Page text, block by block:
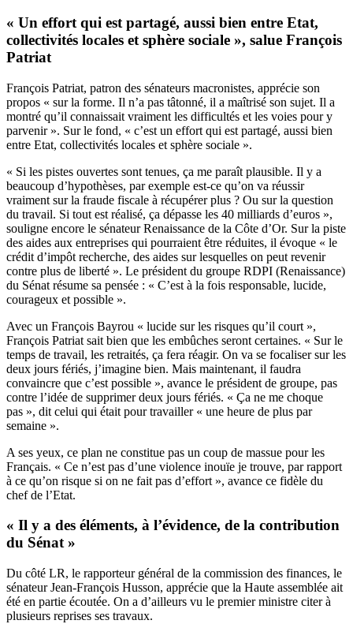
« Un effort qui est partagé, aussi bien entre Etat,
collectivités locales et sphère sociale », salue François
Patriat
François Patriat, patron des sénateurs macronistes, apprécie son
propos « sur la forme. Il n’a pas tâtonné, il a maîtrisé son sujet. Il a
montré qu’il connaissait vraiment les difficultés et les voies pour y
parvenir ». Sur le fond, « c’est un effort qui est partagé, aussi bien
entre Etat, collectivités locales et sphère sociale ».
« Si les pistes ouvertes sont tenues, ça me paraît plausible. Il y a
beaucoup d’hypothèses, par exemple est-ce qu’on va réussir
vraiment sur la fraude fiscale à récupérer plus ? Ou sur la question
du travail. Si tout est réalisé, ça dépasse les 40 milliards d’euros »,
souligne encore le sénateur Renaissance de la Côte d’Or. Sur la piste
des aides aux entreprises qui pourraient être réduites, il évoque « le
crédit d’impôt recherche, des aides sur lesquelles on peut revenir
contre plus de liberté ». Le président du groupe RDPI (Renaissance)
du Sénat résume sa pensée : « C’est à la fois responsable, lucide,
courageux et possible ».
Avec un François Bayrou « lucide sur les risques qu’il court »,
François Patriat sait bien que les embûches seront certaines. « Sur le
temps de travail, les retraités, ça fera réagir. On va se focaliser sur les
deux jours fériés, j’imagine bien. Mais maintenant, il faudra
convaincre que c’est possible », avance le président de groupe, pas
contre l’idée de supprimer deux jours fériés. « Ça ne me choque
pas », dit celui qui était pour travailler « une heure de plus par
semaine ».
A ses yeux, ce plan ne constitue pas un coup de massue pour les
Français. « Ce n’est pas d’une violence inouïe je trouve, par rapport
à ce qu’on risque si on ne fait pas d’effort », avance ce fidèle du
chef de l’Etat.
« Il y a des éléments, à l’évidence, de la contribution
du Sénat »
Du côté LR, le rapporteur général de la commission des finances, le
sénateur Jean-François Husson, apprécie que la Haute assemblée ait
été en partie écoutée. On a d’ailleurs vu le premier ministre citer à
plusieurs reprises ses travaux.